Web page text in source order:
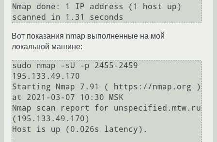
Nmap done: 1 IP address (1 host up)
Вот показания nmap выполненные на мой
локальной машине:
sudo nmap -sU -p 2455-2459
195.133.49.170
Starting Nmap 7.91 ( https://nmap.org )
at 2021-03-07 10:30 MSK
Nmap scan report for unspecified.mtw.ru
(195.133.49.170)
Host is up (0.026s latency).